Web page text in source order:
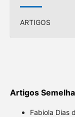
ARTIGOS
Artigos
Fabiola Dias